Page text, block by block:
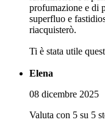
profumazione e di
superfluo e
riacquisterò.
Ti è stata utile
Elena
08 dicembre 2025
Valuta con 5 su 5